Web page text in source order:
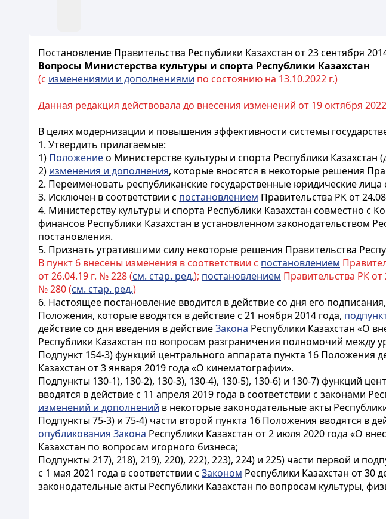
Постановление Правительства Республики Казахстан от 23 сентября
Вопросы Министерства культуры и спорта Республики Казахстан
(с изменениями и дополнениями по состоянию на 13.10.2022 г.)
Данная редакция действовала до внесения изменений от 19 октября
В целях модернизации и повышения эффективности системы
1. Утвердить прилагаемые:
1) Положениео Министерстве культуры и спорта Республики Казахстан
2) изменения и дополнения, которые вносятся в некоторые решения
2. Переименовать республиканские государственные юридические лица
3. Исключен в соответствии с постановлением Правительства РК от
4. Министерству культуры и спорта Республики Казахстан совместно
финансов Республики Казахстан в установленном законодательством
постановления.
5. Признать утратившими силу некоторые решения Правительства
В пункт 6 внесены изменения в соответствии с постановлением
от 26.04.19 г. № 228 (см. стар. ред.); постановлением Правительства РК от
№ 280 (см. стар. ред.)
6. Настоящее постановление вводится в действие со дня его
Положения, которые вводятся в действие с 21 ноября 2014 года,
действие со дня введения в действиеЗакона Республики Казахстан «О
Республики Казахстан по вопросам разграничения полномочий между
Подпункт 154-3) функций центрального аппарата пункта 16 Положения
Казахстан от 3 января 2019 года «О кинематографии».
Подпункты 130-1), 130-2), 130-3), 130-4), 130-5), 130-6) и 130-7) функций
вводятся в действие с 11 апреля 2019 года в соответствии с законами
изменений и дополнений в некоторые законодательные акты
Подпункты 75-3) и 75-4) части второй пункта 16 Положения вводятся в
опубликования Закона Республики Казахстан от 2 июля 2020 года «О
Казахстан по вопросам игорного бизнеса;
Подпункты 217), 218), 219), 220), 222), 223), 224) и 225) части первой и
с 1 мая 2021 года в соответствии с Законом Республики Казахстан от 30
законодательные акты Республики Казахстан по вопросам культуры,